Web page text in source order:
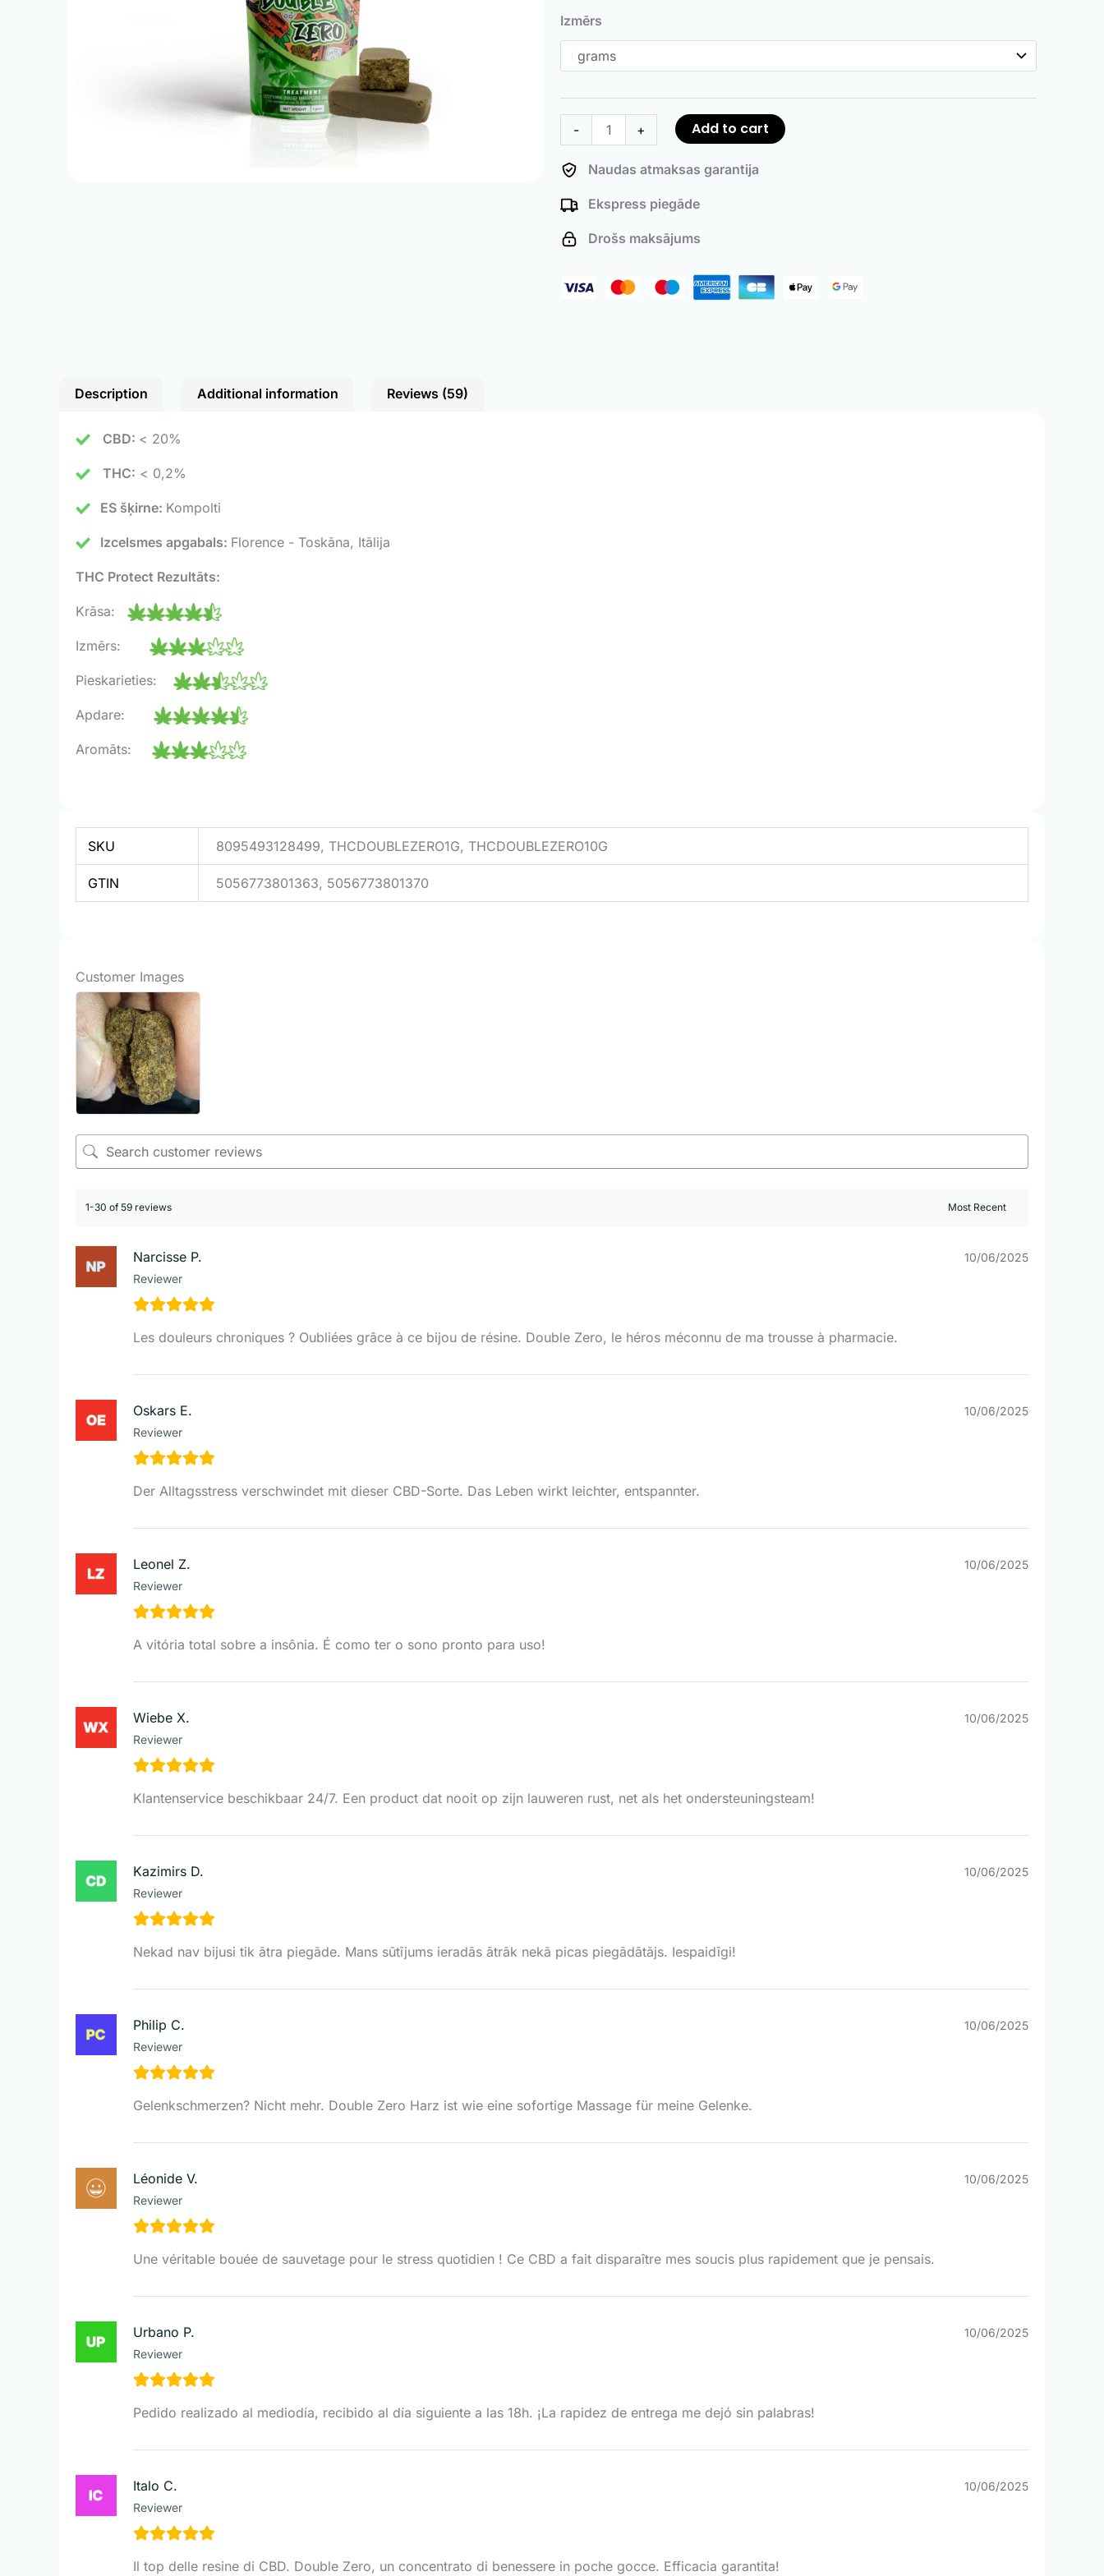
Izmērs
-
Zero
+ Add to cart
Naudas atmaksas garantija
Ekspress piegāde
Drošs maksājums
Description Additional information Reviews (59)
CBD: < 20%
THC: < 0,2%
ES šķirne: Kompolti
Izcelsmes apgabals: Florence - Toskāna, Itālija
THC Protect Rezultāts:
Krāsa:
Izmērs:
Pieskarieties:
Apdare:
Aromāts:
SKU 8095493128499, THCDOUBLEZERO1G, THCDOUBLEZERO10G
GTIN 5056773801363, 5056773801370
Customer Images
1-30 of 59 reviews
Narcisse P.
Reviewer
10/06/2025
Les douleurs chroniques ? Oubliées grâce à ce bijou de résine. Double Zero, le héros méconnu de ma trousse à pharmacie.
Oskars E.
Reviewer
10/06/2025
Der Alltagsstress verschwindet mit dieser CBD-Sorte. Das Leben wirkt leichter, entspannter.
Leonel Z.
Reviewer
10/06/2025
A vitória total sobre a insônia. É como ter o sono pronto para uso!
Wiebe X.
Reviewer
10/06/2025
Klantenservice beschikbaar 24/7. Een product dat nooit op zijn lauweren rust, net als het ondersteuningsteam!
Kazimirs D.
Reviewer
10/06/2025
Nekad nav bijusi tik ātra piegāde. Mans sūtījums ieradās ātrāk nekā picas piegādātājs. Iespaidīgi!
Philip C.
Reviewer
10/06/2025
Gelenkschmerzen? Nicht mehr. Double Zero Harz ist wie eine sofortige Massage für meine Gelenke.
Léonide V.
Reviewer
10/06/2025
Une véritable bouée de sauvetage pour le stress quotidien ! Ce CBD a fait disparaître mes soucis plus rapidement que je pensais.
Urbano P.
Reviewer
10/06/2025
Pedido realizado al mediodía, recibido al día siguiente a las 18h. ¡La rapidez de entrega me dejó sin palabras!
Italo C.
Reviewer
10/06/2025
Il top delle resine di CBD. Double Zero, un concentrato di benessere in poche gocce. Efficacia garantita!